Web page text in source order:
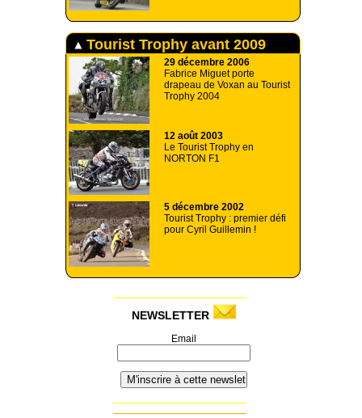
Tourist Trophy avant 2009
29 décembre 2006
Fabrice Miguet porte
drapeau de Voxan au Tourist
Trophy 2004
12 août 2003
Le Tourist Trophy en
NORTON F1
5 décembre 2002
Tourist Trophy : premier défi
pour Cyril Guillemin !
NEWSLETTER
Email